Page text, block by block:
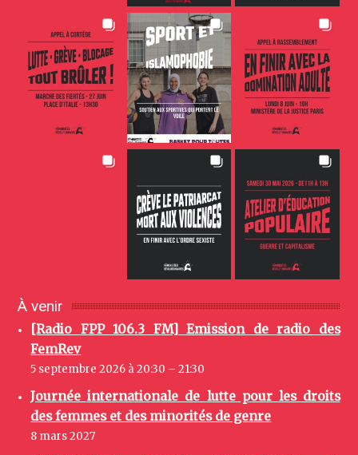
À venir
[Radio FPP 106.3 FM] Emission de radio des
FemRev
5 septembre 2026 à 20:30 – 21:30
Journée internationale de lutte pour les droits
des femmes et des minorités de genre
8 mars 2027